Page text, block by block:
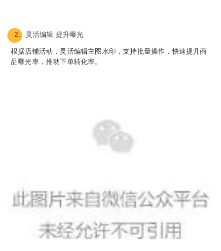
2、 灵活编辑 提升曝光
根据店铺活动，灵活编辑主图水印，支持批量操作，快速提升商
品曝光率，推动下单转化率。